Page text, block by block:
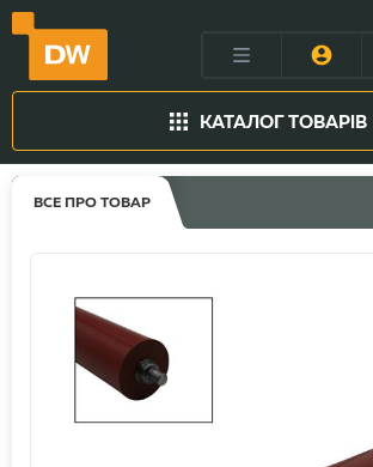
КАТАЛОГ ТОВАРІВ
ВСЕ ПРО ТОВАР